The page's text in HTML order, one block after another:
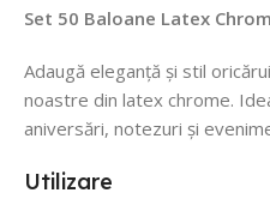
Set 50 Baloane Latex
Adaugă eleganță și stil
noastre din latex chrome.
aniversări, notezuri și
Utilizare